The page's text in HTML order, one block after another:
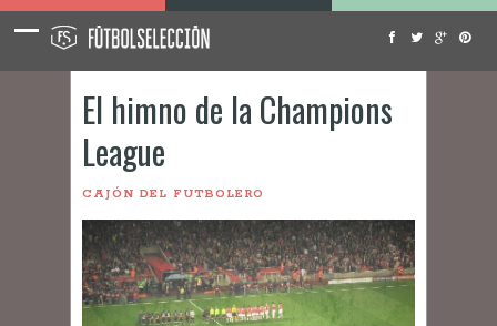
El himno de la Champions
League
CAJÓN DEL FUTBOLERO